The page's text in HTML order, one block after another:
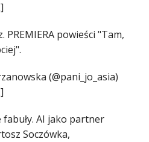
PREMIERA powieści "Tam,
(@pani_jo_asia)
AI jako partner
Soczówka,